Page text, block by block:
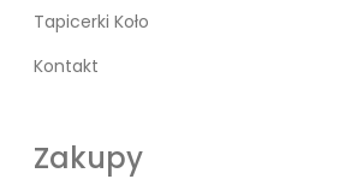
Tapicerki Koło
Kontakt
Zakupy